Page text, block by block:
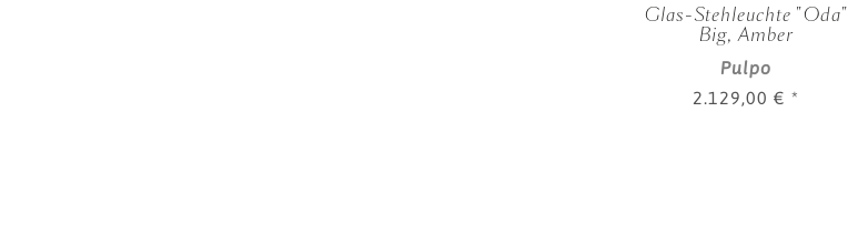
Glas-Stehleuchte "Oda"
Big, Amber
Pulpo
2.129,00 € *